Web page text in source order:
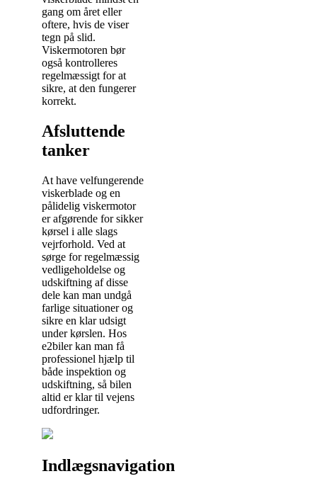
gang om året eller
oftere, hvis de viser
tegn på slid.
Viskermotoren bør
også kontrolleres
regelmæssigt for at
sikre, at den fungerer
korrekt.
Afsluttende
tanker
At have velfungerende
viskerblade og en
pålidelig viskermotor
er afgørende for sikker
kørsel i alle slags
vejrforhold. Ved at
sørge for regelmæssig
vedligeholdelse og
udskiftning af disse
dele kan man undgå
farlige situationer og
sikre en klar udsigt
under kørslen. Hos
e2biler kan man få
professionel hjælp til
både inspektion og
udskiftning, så bilen
altid er klar til vejens
udfordringer.
Indlægsnavigation